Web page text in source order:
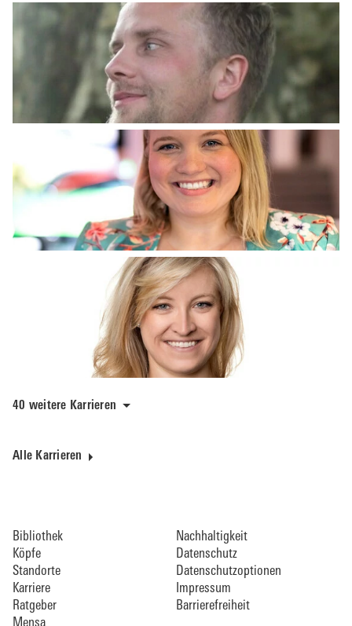
40 weitere Karrieren
Alle Karrieren
Bibliothek
Köpfe
Standorte
Karriere
Ratgeber
Nachhaltigkeit
Datenschutz
Datenschutzoptionen
Impressum
Barrierefreiheit